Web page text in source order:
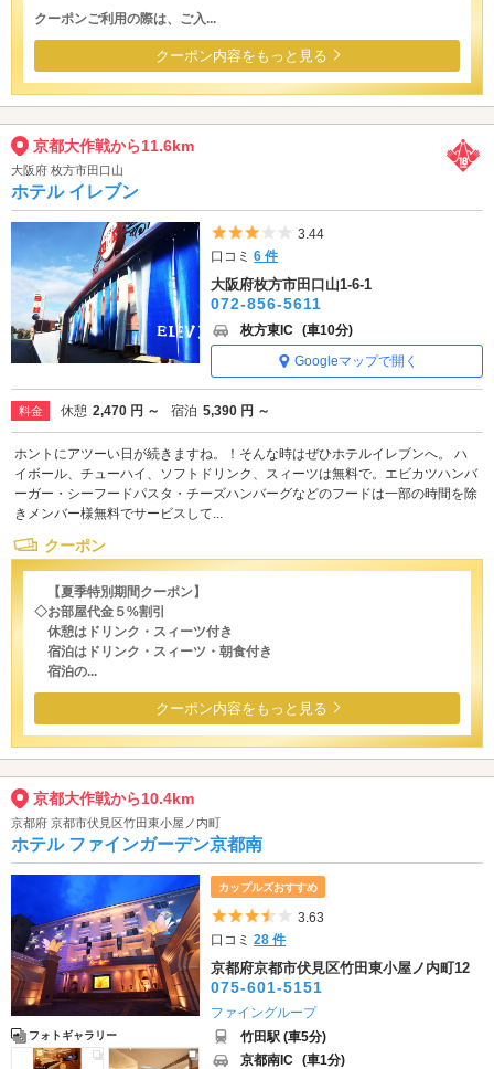
クーポンご利用の際は、ご入...
クーポン内容をもっと見る
京都大作戦から11.6km
大阪府 枚方市田口山
ホテル イレブン
5つ星のうち3
3.44
口コミ6 件
大阪府枚方市田口山1-6-1
072-856-5611
枚方東IC (車10分)
Googleマップで開く
料金 休憩 2,470 円 ～ 宿泊 5,390 円 ～
ホントにアツーい日が続きますね。！そんな時はぜひホテルイレブンへ。 ハ
イボール、チューハイ、ソフトドリンク、スィーツは無料で。エビカツハンバ
ーガー・シーフードパスタ・チーズハンバーグなどのフードは一部の時間を除
きメンバー様無料でサービスして...
クーポン
【夏季特別期間クーポン】
◇お部屋代金５%割引
休憩はドリンク・スィーツ付き
宿泊はドリンク・スィーツ・朝食付き
宿泊の...
クーポン内容をもっと見る
京都大作戦から10.4km
京都府 京都市伏見区竹田東小屋ノ内町
ホテル ファインガーデン京都南
フォトギャラリー
カップルズおすすめ
5つ星のうち3.5
3.63
口コミ28 件
京都府京都市伏見区竹田東小屋ノ内町12
075-601-5151
ファイングループ
竹田駅 (車5分)
京都南IC (車1分)